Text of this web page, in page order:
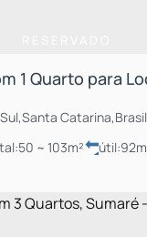
1 Quarto para
,Santa Catarina,Brasil
50 ~ 103m² útil: